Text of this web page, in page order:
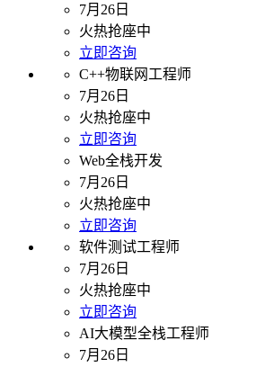
7月26日
火热抢座中
立即咨询
C++物联网工程师
7月26日
火热抢座中
立即咨询
Web全栈开发
7月26日
火热抢座中
立即咨询
软件测试工程师
7月26日
火热抢座中
立即咨询
AI大模型全栈工程师
7月26日